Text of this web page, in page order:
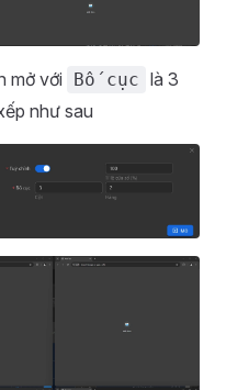
mở với Bố cục là 3
như sau